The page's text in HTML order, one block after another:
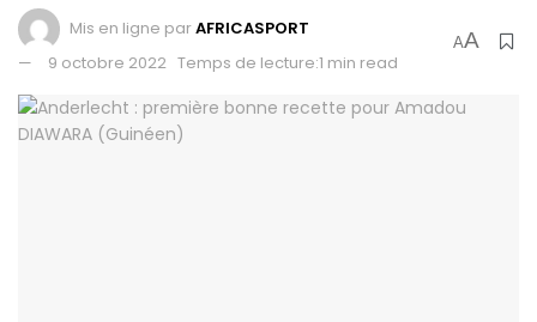
Mis en ligne parAFRICASPORT
9 octobre 2022 Temps de lecture:1 min read
AA